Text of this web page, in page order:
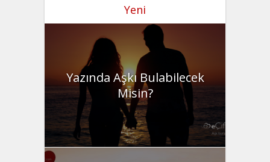
Yeni
Yazında Aşkı Bulabilecek
Misin?